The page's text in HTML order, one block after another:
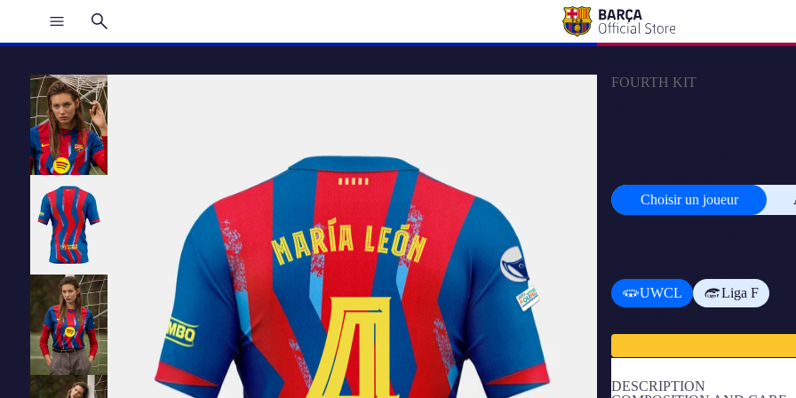
FOURTH KIT
Choisir un joueur
UWCL
Liga F
DESCRIPTION